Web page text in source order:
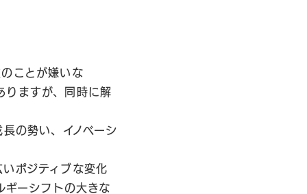
ことが嫌いな
りますが、同時に解
の勢い、イノベーシ
ポジティブな変化
ギーシフトの大きな